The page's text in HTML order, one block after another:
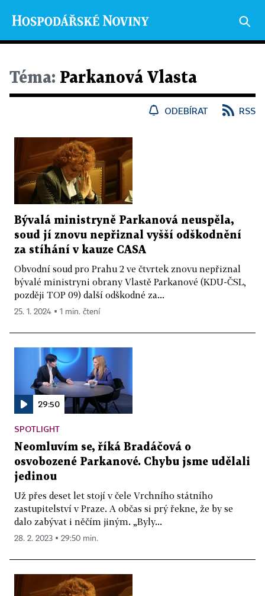
Téma: Parkanová Vlasta
ODEBÍRAT RSS
Bývalá ministryně Parkanová neuspěla,
soud jí znovu nepřiznal vyšší odškodnění
za stíhání v kauze CASA
Obvodní soud pro Prahu 2 ve čtvrtek znovu nepřiznal
bývalé ministryni obrany Vlastě Parkanové (KDU-ČSL,
později TOP 09) další odškodné za...
25. 1. 2024 ▪ 1 min. čtení
29:50
SPOTLIGHT
Neomluvím se, říká Bradáčová o
osvobozené Parkanové. Chybu jsme udělali
jedinou
Už přes deset let stojí v čele Vrchního státního
zastupitelství v Praze. A občas si prý řekne, že by se
dalo zabývat i něčím jiným. „Byly...
28. 2. 2023 ▪ 29:50 min.